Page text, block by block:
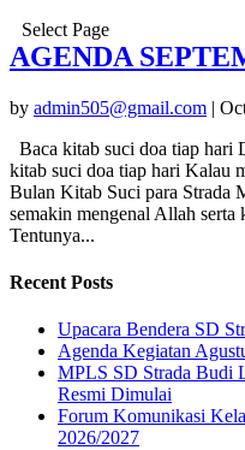
Select Page
AGENDA
by admin505@gmail.com |
Baca kitab suci doa tiap hari
kitab suci doa tiap hari Kalau
Bulan Kitab Suci para Strada
semakin mengenal Allah
Tentunya...
Recent Posts
Upacara Bendera SD
Agenda Kegiatan
MPLS SD Strada Budi
Resmi Dimulai
Forum Komunikasi
2026/2027